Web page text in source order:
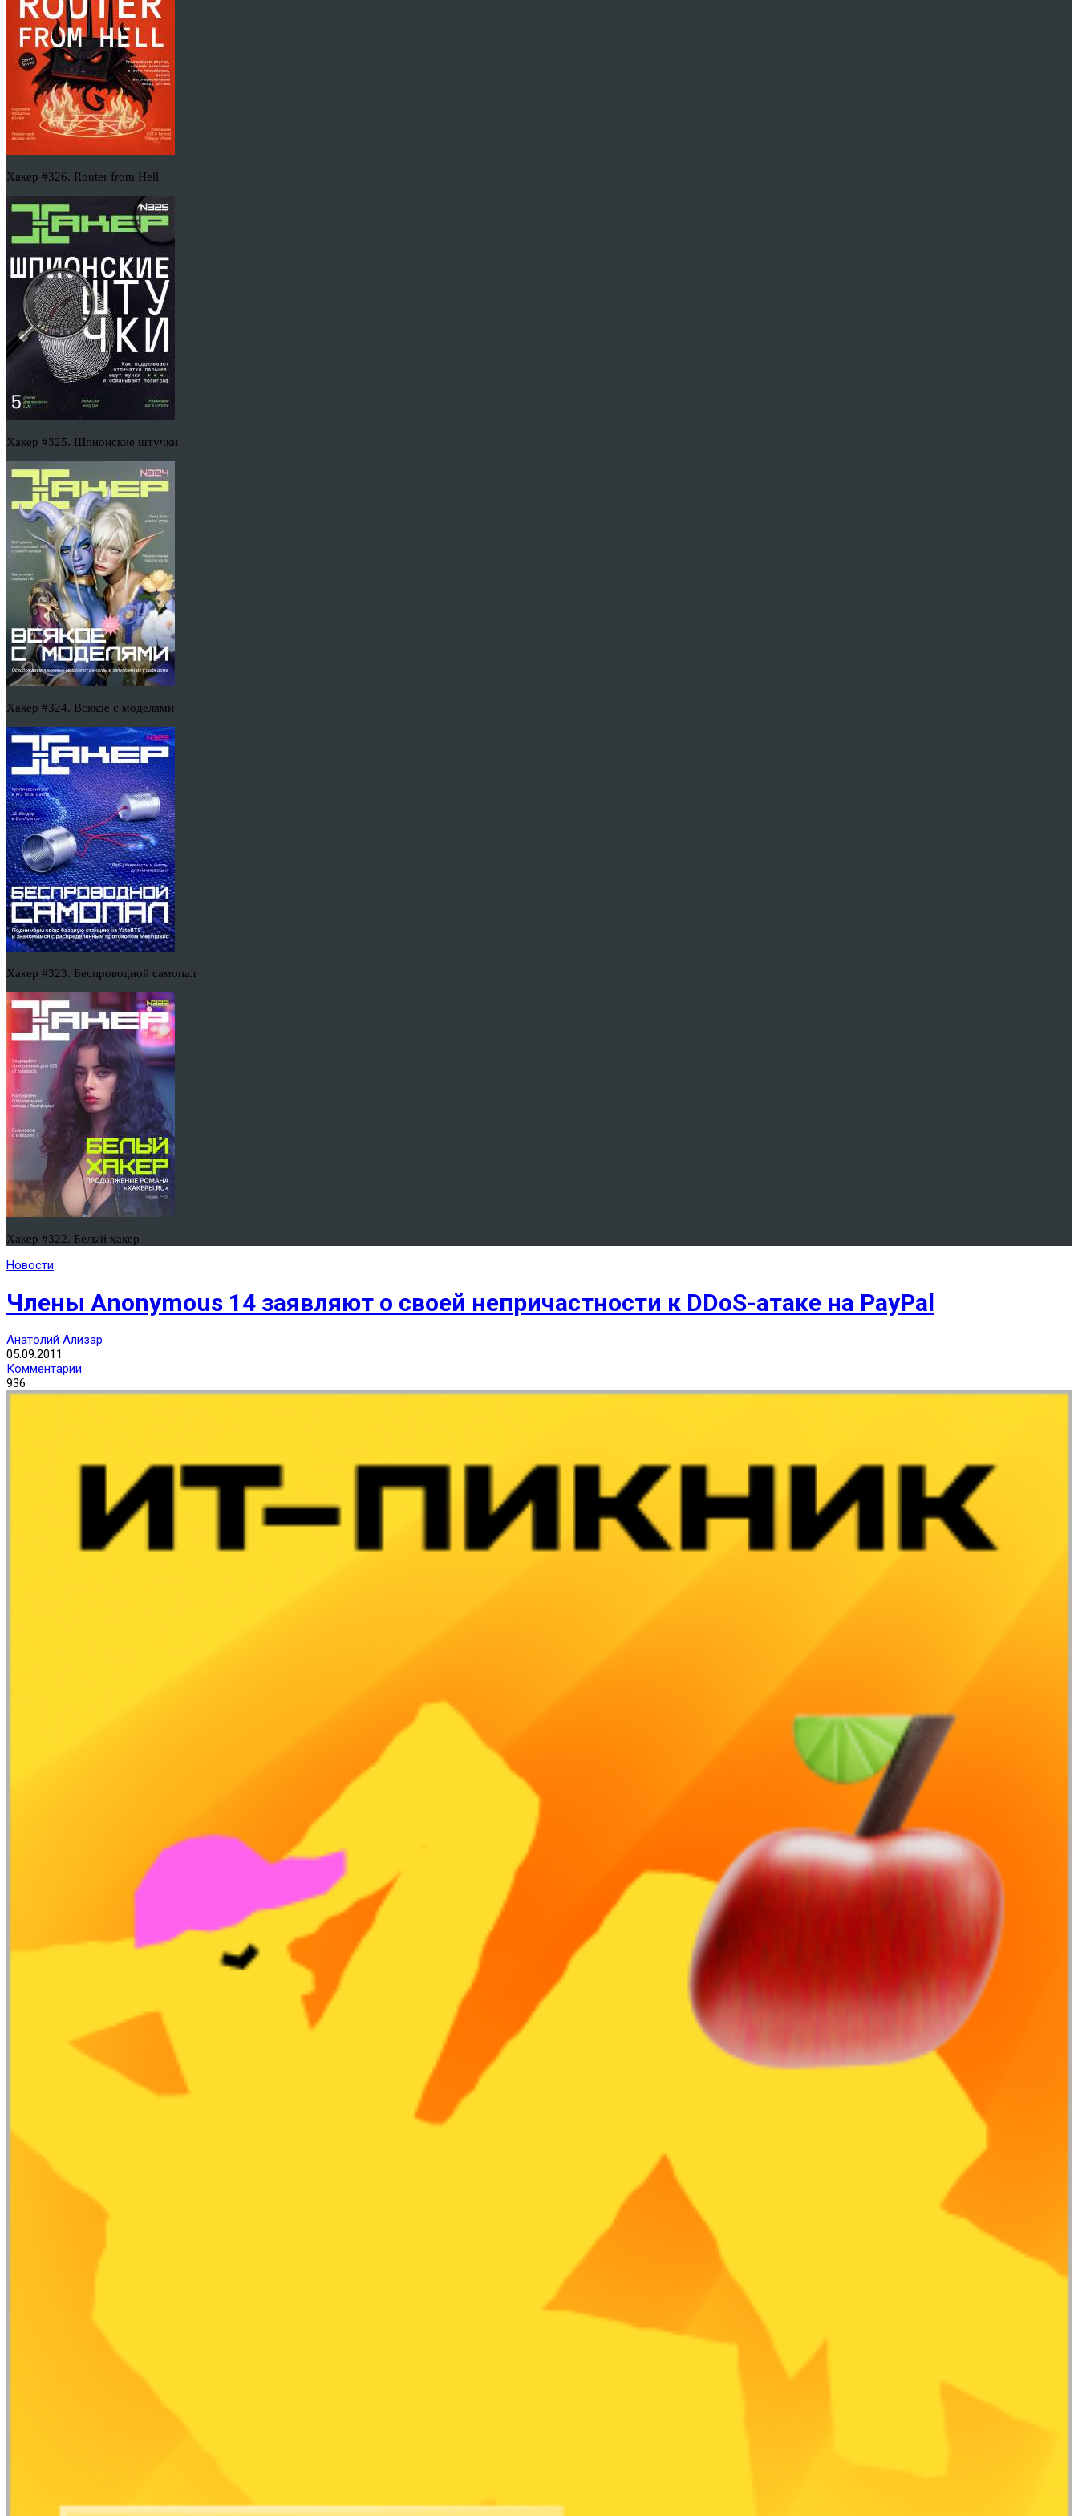
Хакер #326. Router from Hell
Хакер #325. Шпионские штучки
Хакер #324. Всякое с моделями
Хакер #323. Беспроводной самопал
Хакер #322. Белый хакер
Новости
Члены Anonymous 14 заявляют о своей непричастности к DDoS-атаке на PayPal
Анатолий Ализар
05.09.2011
Комментарии
936